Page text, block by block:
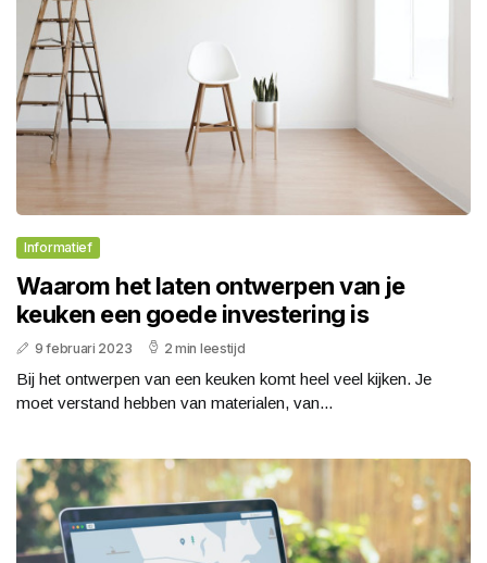
Informatief
Waarom het laten ontwerpen van je
keuken een goede investering is
9 februari 2023 2 min leestijd
Bij het ontwerpen van een keuken komt heel veel kijken. Je
moet verstand hebben van materialen, van...